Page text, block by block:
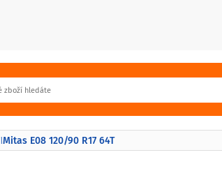
|Mitas E08 120/90 R17 64T